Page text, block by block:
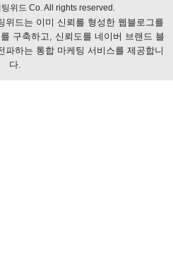
위드 Co. All rights reserved.
드는 이미 신뢰를 형성한 웹블로그를
구축하고, 신뢰도를 네이버 브랜드 블
파하는 통합 마케팅 서비스를 제공합니
다.